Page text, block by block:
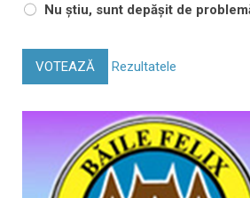
Nu știu, sunt depășit de
VOTEAZĂ Rezultatele